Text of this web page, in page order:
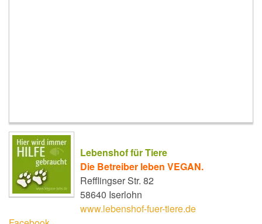
Lebenshof für Tiere
Die Betreiber leben VEGAN.
Refflingser Str. 82
58640 Iserlohn
www.lebenshof-fuer-tiere.de